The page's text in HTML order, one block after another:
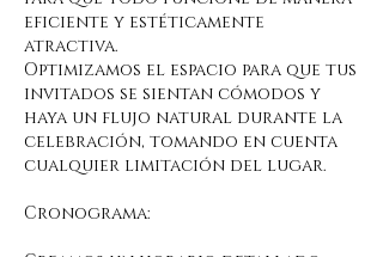
eficiente y estéticamente
atractiva.
Optimizamos el espacio para que tus
invitados se sientan cómodos y
haya un flujo natural durante la
celebración, tomando en cuenta
cualquier limitación del lugar.
Cronograma: